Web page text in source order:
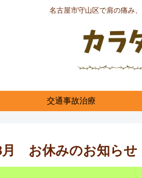
名古屋市守山区で肩の痛み
交通事故治療
月 お休みのお知らせ